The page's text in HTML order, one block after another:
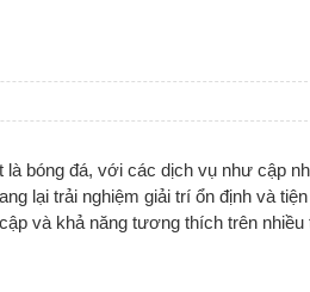
là bóng đá, với các dịch vụ như cập
lại trải nghiệm giải trí ổn định và
và khả năng tương thích trên nhiều